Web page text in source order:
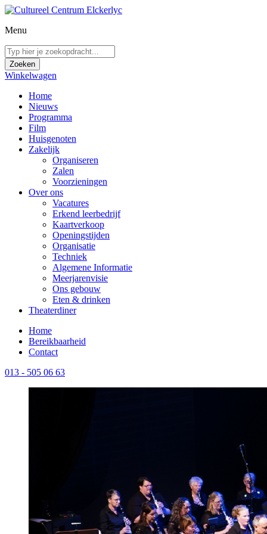
Menu
Winkelwagen
Home
Nieuws
Programma
Film
Huisgenoten
Zakelijk
Organiseren
Zalen
Voorzieningen
Over ons
Vacatures
Erkend leerbedrijf
Kaartverkoop
Openingstijden
Organisatie
Techniek
Algemene Informatie
Meerjarenvisie
Ons gebouw
Eten & drinken
Theaterdiner
Home
Bereikbaarheid
Contact
013 - 505 06 63